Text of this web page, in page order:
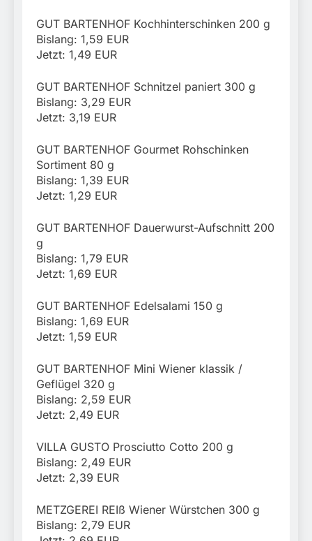
GUT BARTENHOF Kochhinterschinken 200 g
Bislang: 1,59 EUR
Jetzt: 1,49 EUR
GUT BARTENHOF Schnitzel paniert 300 g
Bislang: 3,29 EUR
Jetzt: 3,19 EUR
GUT BARTENHOF Gourmet Rohschinken
Sortiment 80 g
Bislang: 1,39 EUR
Jetzt: 1,29 EUR
GUT BARTENHOF Dauerwurst-Aufschnitt 200
g
Bislang: 1,79 EUR
Jetzt: 1,69 EUR
GUT BARTENHOF Edelsalami 150 g
Bislang: 1,69 EUR
Jetzt: 1,59 EUR
GUT BARTENHOF Mini Wiener klassik /
Geflügel 320 g
Bislang: 2,59 EUR
Jetzt: 2,49 EUR
VILLA GUSTO Prosciutto Cotto 200 g
Bislang: 2,49 EUR
Jetzt: 2,39 EUR
METZGEREI REIß Wiener Würstchen 300 g
Bislang: 2,79 EUR